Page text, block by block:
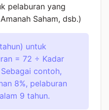
pelaburan yang
Saham, dsb.)
untuk
= 72 ÷ Kadar
contoh,
8%, pelaburan
9 tahun.